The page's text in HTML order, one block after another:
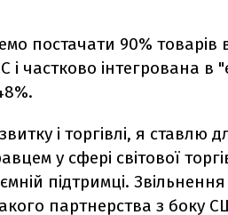
постачати 90% товарів
і частково інтегрована
і торгівлі, я ставлю
у сфері світової
підтримці.
партнерства з боку